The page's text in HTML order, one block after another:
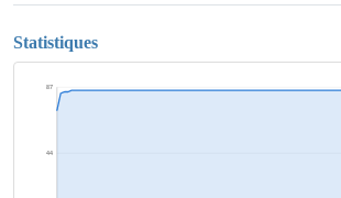
Statistiques
44
87